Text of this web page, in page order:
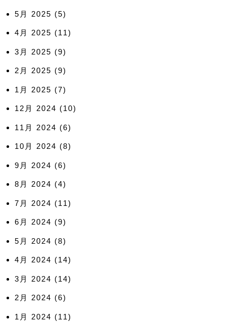
5月 2025 (5)
4月 2025 (11)
3月 2025 (9)
2月 2025 (9)
1月 2025 (7)
12月 2024 (10)
11月 2024 (6)
10月 2024 (8)
9月 2024 (6)
8月 2024 (4)
7月 2024 (11)
6月 2024 (9)
5月 2024 (8)
4月 2024 (14)
3月 2024 (14)
2月 2024 (6)
1月 2024 (11)